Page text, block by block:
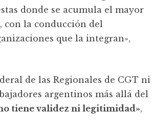
donde se acumula el mayor
con la conducción del
que la integran»,
de las Regionales de CGT ni
argentinos más allá del
tiene validez ni legitimidad»,